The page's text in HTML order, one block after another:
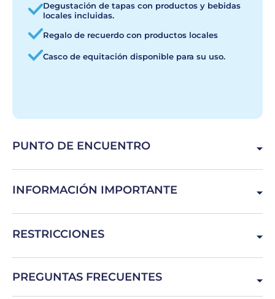
Degustación de tapas con productos y bebidas
locales incluidas.
Regalo de recuerdo con productos locales
Casco de equitación disponible para su uso.
PUNTO DE ENCUENTRO
R. 1º de Maio, 2860-000 Gaio-Rosário, Portugal
INFORMACIÓN IMPORTANTE
Recomendamos llegar una hora y media antes de la hora
RESTRICCIONES
deben ir acompañados de un adulto responsable - Peso
máximo 120 kg
PREGUNTAS FRECUENTES